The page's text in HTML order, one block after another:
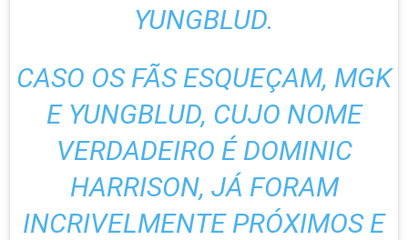
YUNGBLUD.
CASO OS FÃS ESQUEÇAM, MGK
E YUNGBLUD, CUJO NOME
VERDADEIRO É DOMINIC
HARRISON, JÁ FORAM
INCRIVELMENTE PRÓXIMOS E